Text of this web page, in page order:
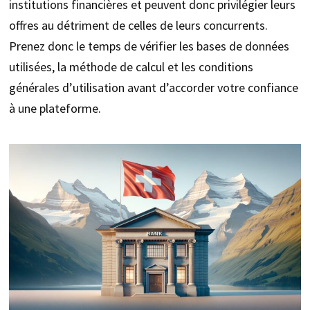
institutions financières et peuvent donc privilégier leurs
offres au détriment de celles de leurs concurrents.
Prenez donc le temps de vérifier les bases de données
utilisées, la méthode de calcul et les conditions
générales d’utilisation avant d’accorder votre confiance
à une plateforme.